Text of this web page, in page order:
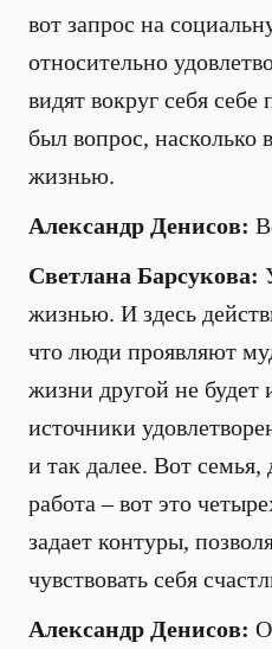
вот запрос на
относительно
видят вокруг себя
был вопрос, насколько
жизнью.
Александр Денисов:
Светлана Барсукова:
жизнью. И здесь
что люди проявляют
жизни другой не будет
источники
и так далее. Вот семья,
работа – вот это
задает контуры,
чувствовать себя
Александр Денисов: